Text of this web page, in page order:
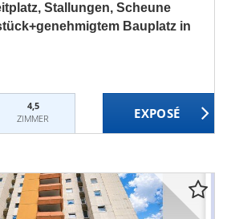
Stallungen, Scheune
Bauplatz in
4,5
ZIMMER